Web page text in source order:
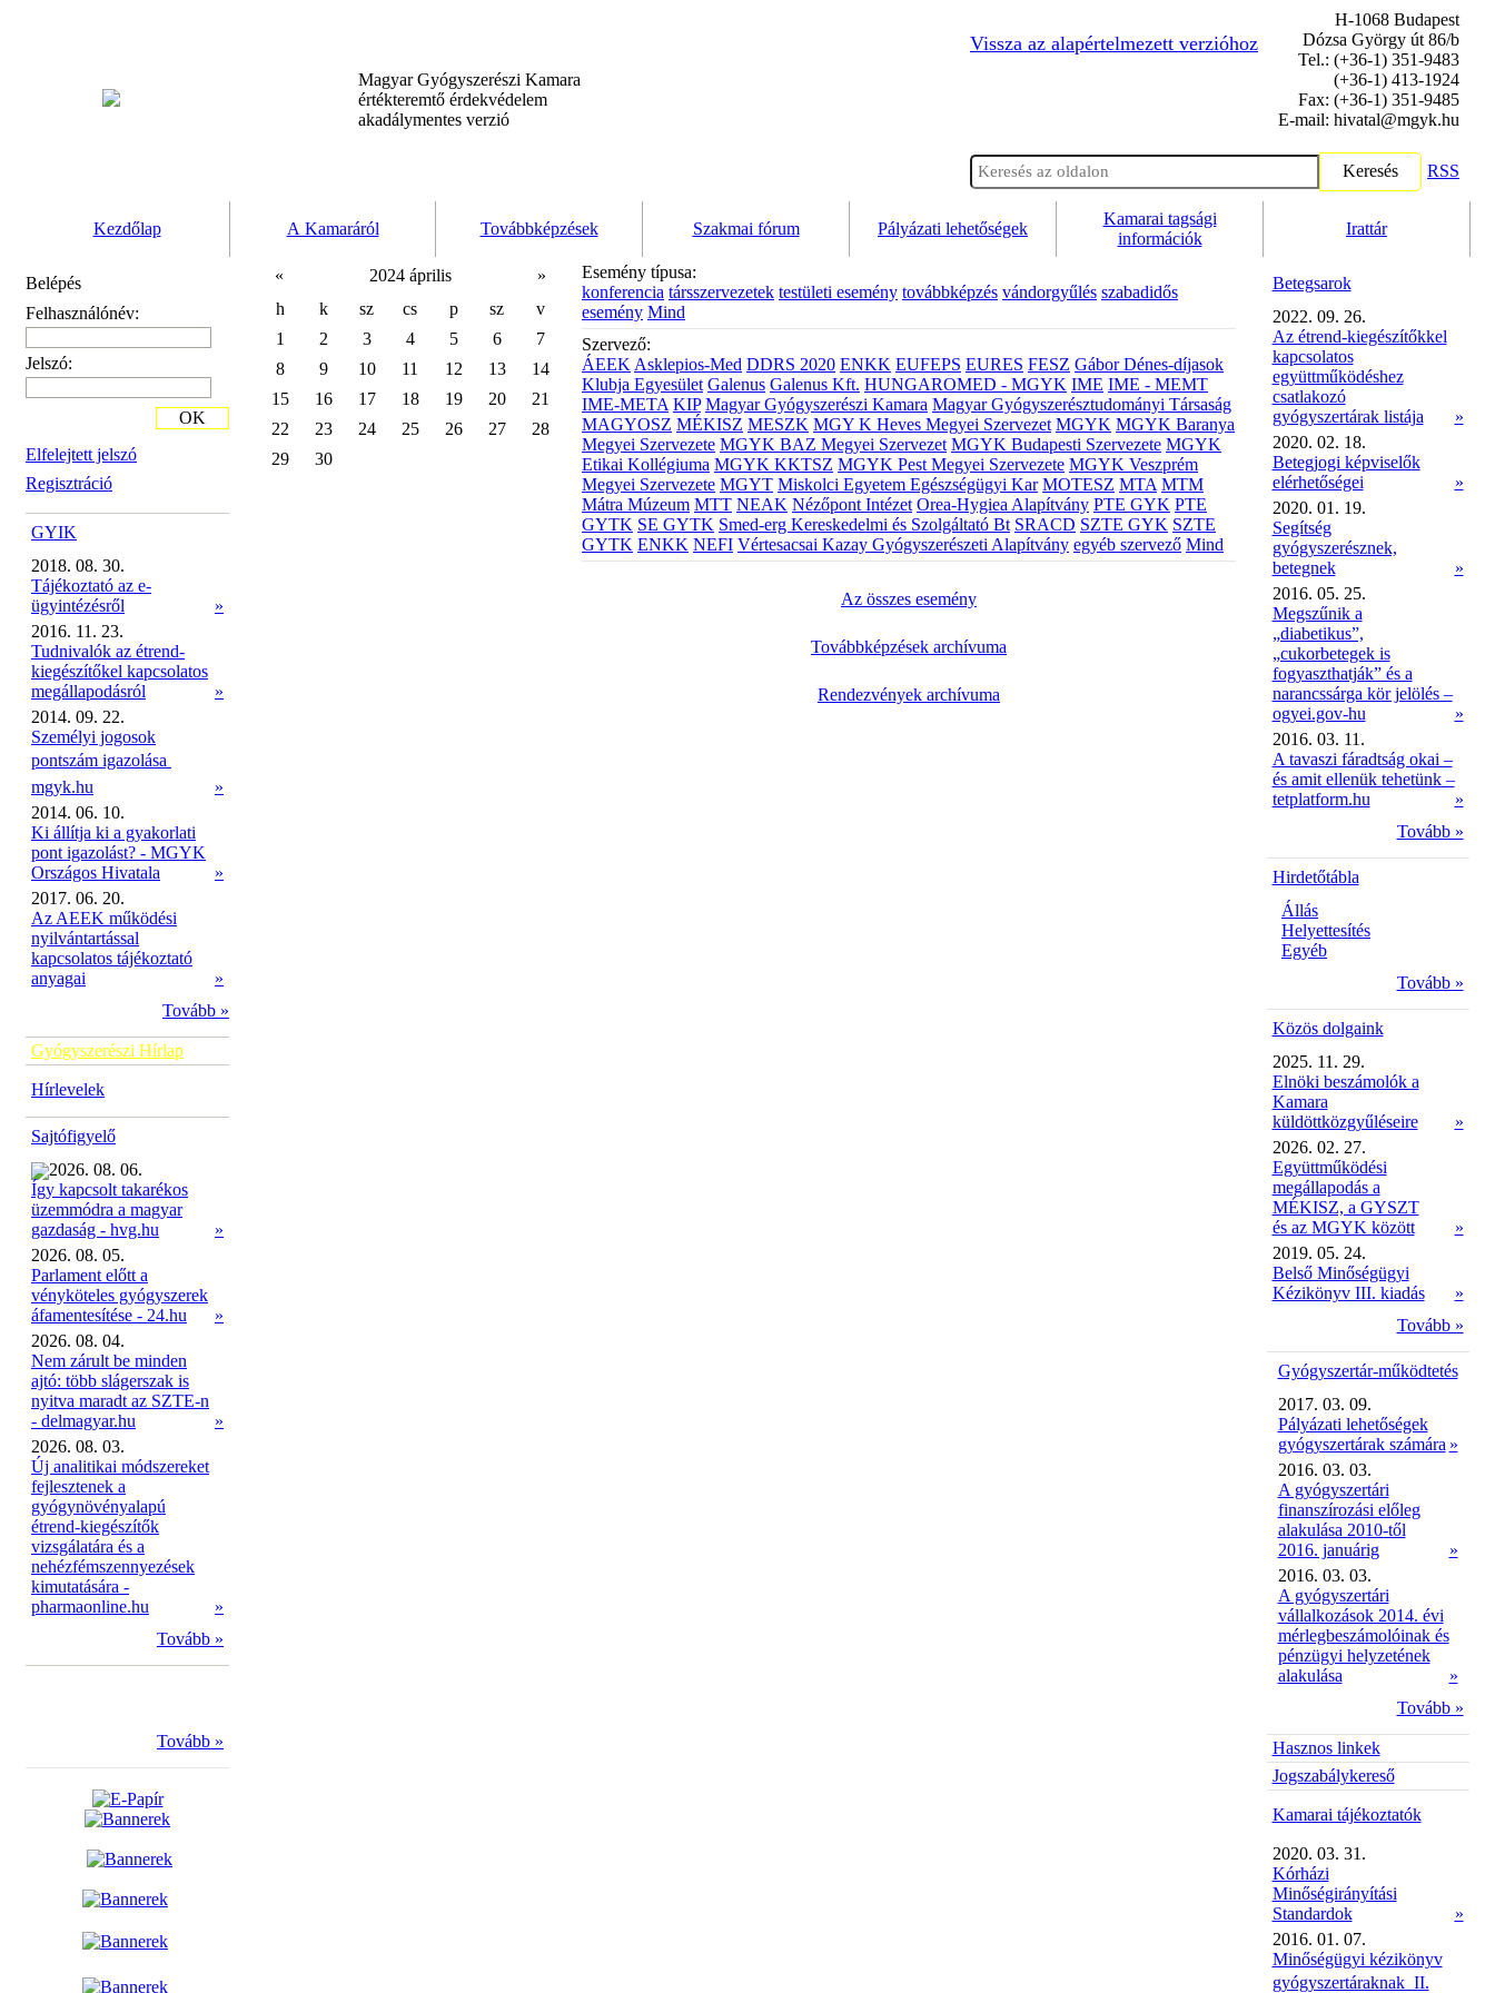
Magyar Gyógyszerészi Kamara
értékteremtő érdekvédelem
akadálymentes verzió
Vissza az alapértelmezett verzióhoz
H-1068 Budapest
Dózsa György út 86/b
Tel.: (+36-1) 351-9483
(+36-1) 413-1924
Fax: (+36-1) 351-9485
E-mail: hivatal@mgyk.hu
Keresés RSS
Kezdőlap A Kamaráról Továbbképzések Szakmai fórum Pályázati lehetőségek
Kamarai tagsági
információk
Irattár
Belépés
Felhasználónév:
Jelszó:
Elfelejtett jelszó
Regisztráció
OK
GYIK
2018. 08. 30.
Tájékoztató az e-
ügyintézésről
»
2016. 11. 23.
Tudnivalók az étrend-
kiegészítőkel kapcsolatos
megállapodásról
»
2014. 09. 22.
Személyi jogosok
pontszám igazolása 
mgyk.hu
»
2014. 06. 10.
Ki állítja ki a gyakorlati
pont igazolást? - MGYK
Országos Hivatala
»
2017. 06. 20.
Az AEEK működési
nyilvántartással
kapcsolatos tájékoztató
anyagai
»
Tovább »
Gyógyszerészi Hírlap
Hírlevelek
Sajtófigyelő
2026. 08. 06.
Így kapcsolt takarékos
üzemmódra a magyar
gazdaság - hvg.hu
»
2026. 08. 05.
Parlament előtt a
vényköteles gyógyszerek
áfamentesítése - 24.hu
»
2026. 08. 04.
Nem zárult be minden
ajtó: több slágerszak is
nyitva maradt az SZTE-n
- delmagyar.hu
»
2026. 08. 03.
Új analitikai módszereket
fejlesztenek a
gyógynövényalapú
étrend-kiegészítők
vizsgálatára és a
nehézfémszennyezések
kimutatására -
pharmaonline.hu
»
Tovább »
Tovább »
« 2024 április
»
h
k sz cs p sz
v
1
2 3 4 5 6
7
8
9 10 11 12 13
14
15
16 17 18 19 20
21
22
23 24 25 26 27
28
29
30
Esemény típusa:
konferencia társszervezetek testületi esemény továbbképzés vándorgyűlés szabadidős
esemény Mind
Szervező:
ÁEEK Asklepios-Med DDRS 2020 ENKK EUFEPS EURES FESZ Gábor Dénes-díjasok
Klubja Egyesület Galenus Galenus Kft. HUNGAROMED - MGYK IME IME - MEMT
IME-META KIP Magyar Gyógyszerészi Kamara Magyar Gyógyszerésztudományi Társaság
MAGYOSZ MÉKISZ MESZK MGY K Heves Megyei Szervezet MGYK MGYK Baranya
Megyei Szervezete MGYK BAZ Megyei Szervezet MGYK Budapesti Szervezete MGYK
Etikai Kollégiuma MGYK KKTSZ MGYK Pest Megyei Szervezete MGYK Veszprém
Megyei Szervezete MGYT Miskolci Egyetem Egészségügyi Kar MOTESZ MTA MTM
Mátra Múzeum MTT NEAK Nézőpont Intézet Orea-Hygiea Alapítvány PTE GYK PTE
GYTK SE GYTK Smed-erg Kereskedelmi és Szolgáltató Bt SRACD SZTE GYK SZTE
GYTK ENKK NEFI Vértesacsai Kazay Gyógyszerészeti Alapítvány egyéb szervező Mind
Az összes esemény
Továbbképzések archívuma
Rendezvények archívuma
Betegsarok
2022. 09. 26.
Az étrend-kiegészítőkkel
kapcsolatos
együttműködéshez
csatlakozó
gyógyszertárak listája
»
2020. 02. 18.
Betegjogi képviselők
elérhetőségei
»
2020. 01. 19.
Segítség
gyógyszerésznek,
betegnek
»
2016. 05. 25.
Megszűnik a
„diabetikus”,
„cukorbetegek is
fogyaszthatják” és a
narancssárga kör jelölés –
ogyei.gov-hu
»
2016. 03. 11.
A tavaszi fáradtság okai –
és amit ellenük tehetünk –
tetplatform.hu
»
Tovább »
Hirdetőtábla
Állás
Helyettesítés
Egyéb
Tovább »
Közös dolgaink
2025. 11. 29.
Elnöki beszámolók a
Kamara
küldöttközgyűléseire
»
2026. 02. 27.
Együttműködési
megállapodás a
MÉKISZ, a GYSZT
és az MGYK között
»
2019. 05. 24.
Belső Minőségügyi
Kézikönyv III. kiadás
»
Tovább »
Gyógyszertár-működtetés
2017. 03. 09.
Pályázati lehetőségek
gyógyszertárak számára »
2016. 03. 03.
A gyógyszertári
finanszírozási előleg
alakulása 2010-től
2016. januárig
»
2016. 03. 03.
A gyógyszertári
vállalkozások 2014. évi
mérlegbeszámolóinak és
pénzügyi helyzetének
alakulása
»
Tovább »
Hasznos linkek
Jogszabálykereső
Kamarai tájékoztatók
2020. 03. 31.
Kórházi
Minőségirányítási
Standardok
»
2016. 01. 07.
Minőségügyi kézikönyv
gyógyszertáraknak  II.